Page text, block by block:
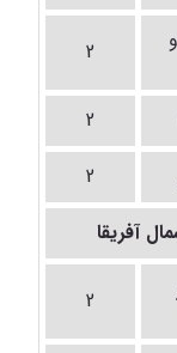
2
2
2
آفریقا
2